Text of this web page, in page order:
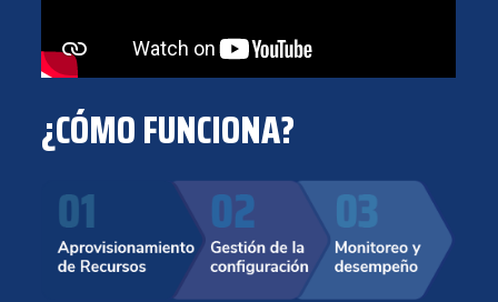
¿CÓMO FUNCIONA?